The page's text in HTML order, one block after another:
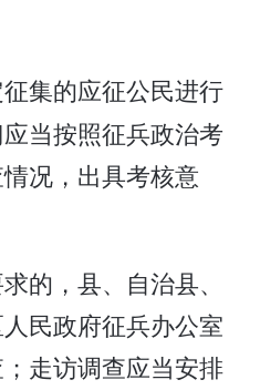
集的应征公民进行
当按照征兵政治考
况，出具考核意
的，县、自治县、
民政府征兵办公室
走访调查应当安排